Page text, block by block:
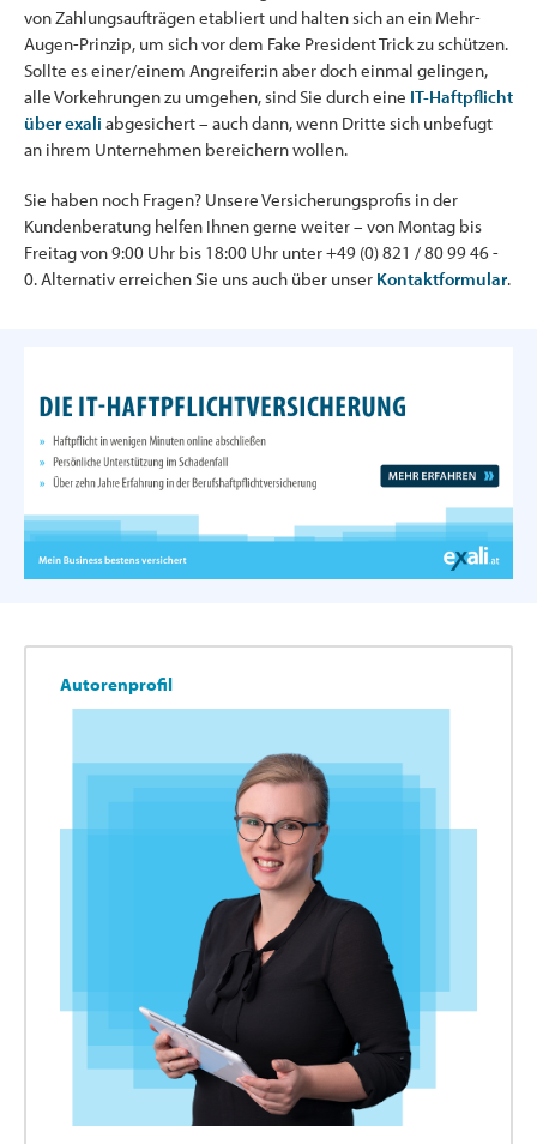
von Zahlungsaufträgen etabliert und halten sich an ein Mehr-
Augen-Prinzip, um sich vor dem Fake President Trick zu schützen.
Sollte es einer/einem Angreifer:in aber doch einmal gelingen,
alle Vorkehrungen zu umgehen, sind Sie durch eine IT-Haftpflicht
über exali abgesichert – auch dann, wenn Dritte sich unbefugt
an ihrem Unternehmen bereichern wollen.
Sie haben noch Fragen? Unsere Versicherungsprofis in der
Kundenberatung helfen Ihnen gerne weiter – von Montag bis
Freitag von 9:00 Uhr bis 18:00 Uhr unter +49 (0) 821 / 80 99 46 -
0. Alternativ erreichen Sie uns auch über unser Kontaktformular.
Autorenprofil